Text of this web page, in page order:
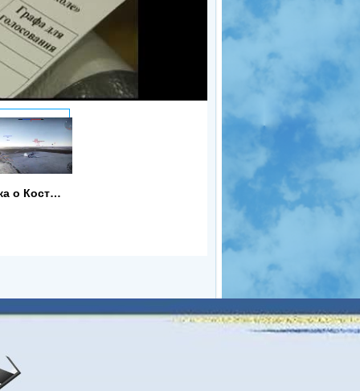
Байка о Костылеве